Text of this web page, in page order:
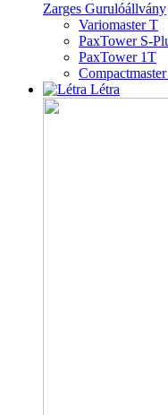
Zarges Gurulóállvány
Variomaster T
PaxTower S-
PaxTower 1T
Létra